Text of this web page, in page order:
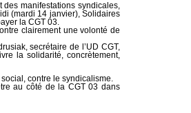
manifestations syndicales,
(mardi 14 janvier), Solidaires
la CGT 03.
clairement une volonté de
secrétaire de l’UD CGT,
la solidarité, concrètement,
contre le syndicalisme.
au côté de la CGT 03 dans